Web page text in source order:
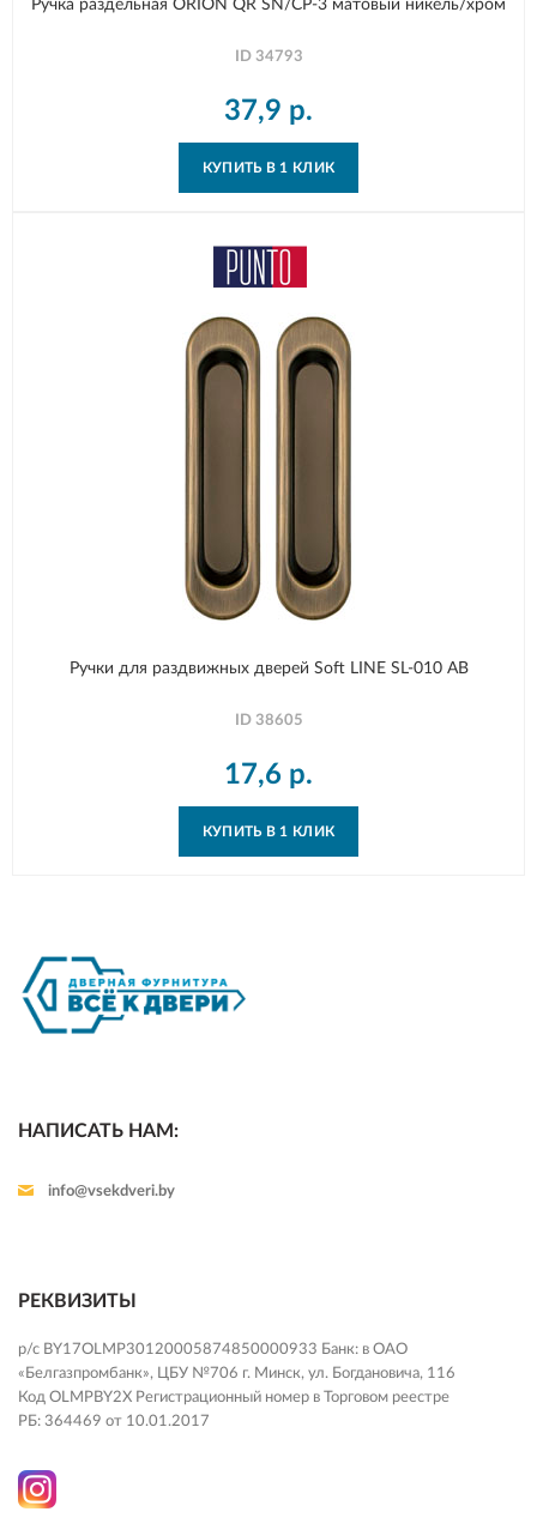
Ручка раздельная ORION QR SN/CP-3 матовый никель/хром
ID 34793
37,9 р.
КУПИТЬ В 1 КЛИК
Ручки для раздвижных дверей Soft LINE SL-010 AB
ID 38605
17,6 р.
КУПИТЬ В 1 КЛИК
НАПИСАТЬ НАМ:
info@vsekdveri.by
РЕКВИЗИТЫ
р/с BY17OLMP30120005874850000933 Банк: в ОАО
«Белгазпромбанк», ЦБУ №706 г. Минск, ул. Богдановича, 116
Код OLMPBY2X Регистрационный номер в Торговом реестре
РБ: 364469 от 10.01.2017